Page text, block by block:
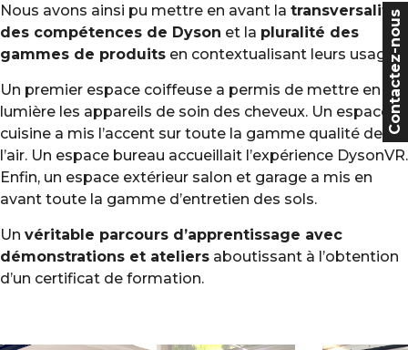
Nous avons ainsi pu mettre en avant la transversalité
des compétences de Dyson et la pluralité des
gammes de produits en contextualisant leurs usages.
Un premier espace coiffeuse a permis de mettre en
lumière les appareils de soin des cheveux. Un espace
cuisine a mis l’accent sur toute la gamme qualité de
l’air. Un espace bureau accueillait l’expérience DysonVR.
Enfin, un espace extérieur salon et garage a mis en
avant toute la gamme d’entretien des sols.
Un véritable parcours d’apprentissage avec
démonstrations et ateliers aboutissant à l’obtention
d’un certificat de formation.
Contactez-nous